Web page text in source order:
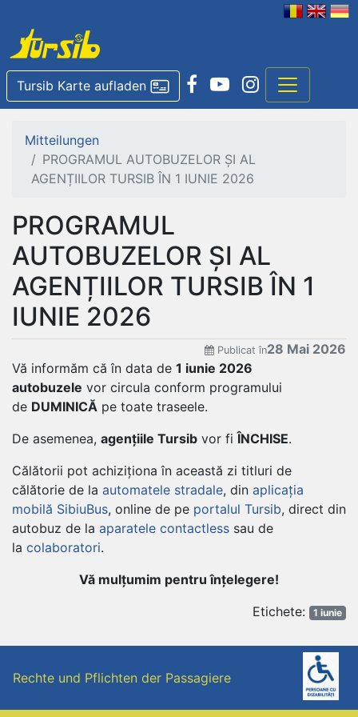
Tursib Karte aufladen
Mitteilungen
PROGRAMUL AUTOBUZELOR ȘI AL
AGENȚIILOR TURSIB ÎN 1 IUNIE 2026
PROGRAMUL
AUTOBUZELOR ȘI AL
AGENȚIILOR TURSIB ÎN 1
IUNIE 2026
Publicat în28 Mai 2026
Vă informăm că în data de 1 iunie 2026
autobuzele vor circula conform programului
de DUMINICĂ pe toate traseele.
De asemenea, agențiile Tursib vor fiÎNCHISE.
Călătorii pot achiziționa în această zi titluri de
călătorie de la automatele stradale, din aplicația
mobilă SibiuBus, online de pe portalul Tursib, direct din
autobuz de la aparatele contactless sau de
la colaboratori.
Vă mulțumim pentru înțelegere!
în
articole
Etichete: 1 iunie
Rechte und Pflichten der Passagiere